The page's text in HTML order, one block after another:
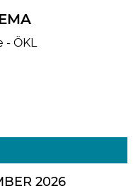
ÖKL
2026